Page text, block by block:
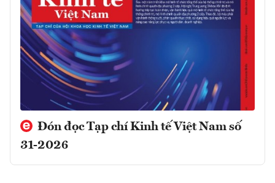
Đón đọc Tạp chí Kinh tế Việt Nam số
31-2026